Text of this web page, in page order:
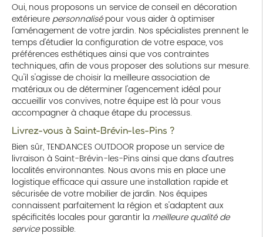
Oui, nous proposons un service de conseil en décoration
extérieurepersonnalisépour vous aider à optimiser
l'aménagement de votre jardin. Nos spécialistes prennent le
temps d'étudier la configuration de votre espace, vos
préférences esthétiques ainsi que vos contraintes
techniques, afin de vous proposer des solutions sur mesure.
Qu'il s'agisse de choisir la meilleure association de
matériaux ou de déterminer l'agencement idéal pour
accueillir vos convives, notre équipe est là pour vous
accompagner à chaque étape du processus.
Livrez-vous à Saint-Brévin-les-Pins ?
Bien sûr, TENDANCES OUTDOOR propose un service de
livraison à Saint-Brévin-les-Pins ainsi que dans d'autres
localités environnantes. Nous avons mis en place une
logistique efficace qui assure une installation rapide et
sécurisée de votre mobilier de jardin. Nos équipes
connaissent parfaitement la région et s'adaptent aux
spécificités locales pour garantir la meilleure qualité de
servicepossible.